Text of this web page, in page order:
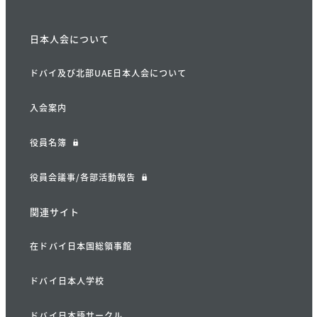
ー
ジ
送
り
日本人会について
ドバイ及び北部UAE日本人会について
入会案内
役員名簿
役員会議事/各部活動報告
関連サイト
在ドバイ日本国総領事館
ドバイ日本人学校